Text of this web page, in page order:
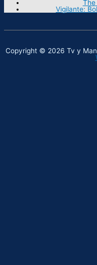
The
Vigilante:
Copyright © 2026 Tv y